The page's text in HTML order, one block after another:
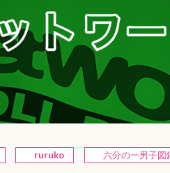
ruruko 六分の一男子図